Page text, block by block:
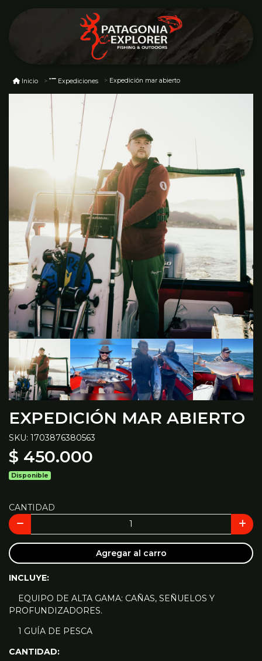
Inicio Expediciones Expedición mar abierto
EXPEDICIÓN MAR ABIERTO
SKU: 1703876380563
$ 450.000
Disponible
CANTIDAD
Agregar al carro
INCLUYE:
EQUIPO DE ALTA GAMA: CAÑAS, SEÑUELOS Y
PROFUNDIZADORES.
1 GUÍA DE PESCA
CANTIDAD: